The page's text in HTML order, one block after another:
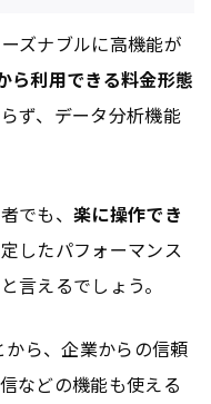
ズナブルに高機能が
ら利用できる料金形態
ず、データ分析機能
でも、楽に操作でき
したパフォーマンス
言えるでしょう。
ら、企業からの信頼
などの機能も使える